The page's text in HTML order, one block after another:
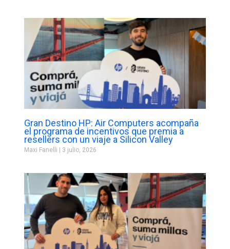
Gran Destino HP: Air Computers acompaña
el programa de incentivos que premia a
resellers con un viaje a Silicon Valley
Maxi Fanelli 3 julio, 2026